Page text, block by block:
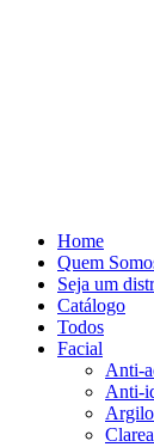
Home
Quem
Seja um
Catálogo
Todos
Facial
Anti-
Anti-